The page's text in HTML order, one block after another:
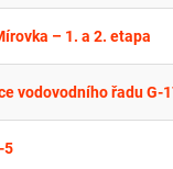
– 1. a 2. etapa
vodovodního řadu G-
5